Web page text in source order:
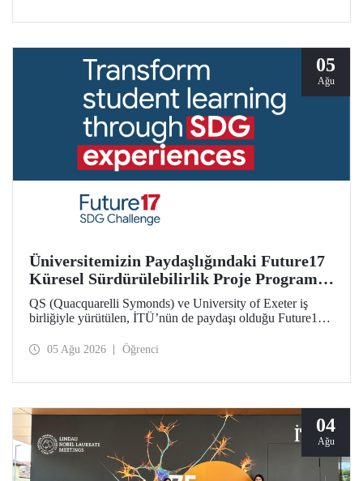
kapsamında desteklenmeye hak kazandı.
05
Ağu
Üniversitemizin Paydaşlığındaki Future17
Küresel Sürdürülebilirlik Proje Programı,
Öğrencilerimizin Başvurularını Bekliyor
QS (Quacquarelli Symonds) ve University of Exeter iş
birliğiyle yürütülen, İTÜ’nün de paydaşı olduğu Future17
öğrenci başvuruları açıldı. Başvurular için son gün 31
05 Ağu 2026 Öğrenci
04
Ağu